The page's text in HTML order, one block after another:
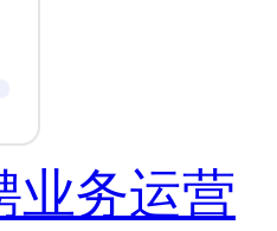
业务运营